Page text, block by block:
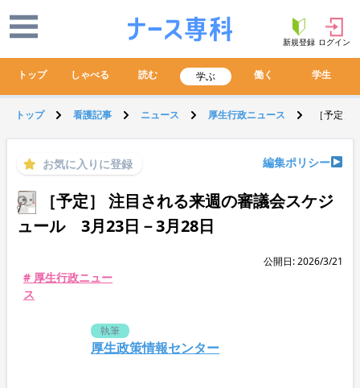
新規登録 ログイン
トップ しゃべる 読む 学ぶ 働く 学生
トップ 看護記事 ニュース 厚生行政ニュース ［予定
お気に入りに登録 編集ポリシー
［予定］ 注目される来週の審議会スケジ
ュール 3月23日－3月28日
公開日: 2026/3/21
# 厚生行政ニュー
ス
執筆
厚生政策情報センター